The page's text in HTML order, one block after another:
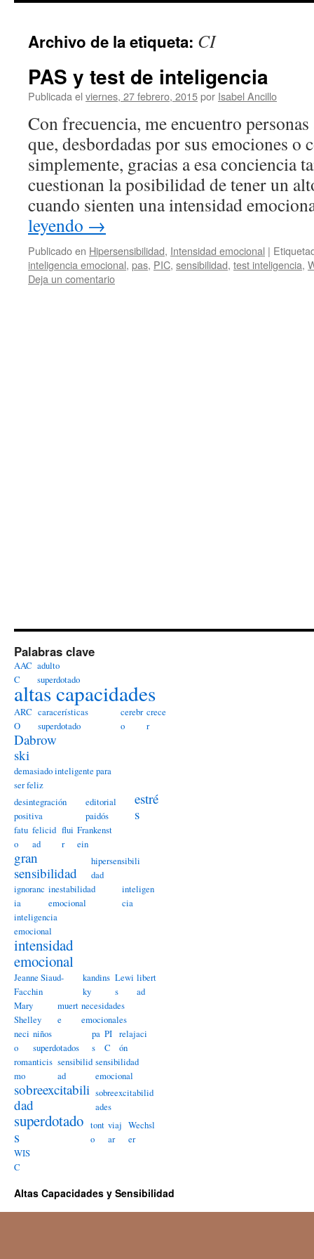
Archivo de la etiqueta: CI
PAS y test de inteligencia
Publicada el viernes, 27 febrero, 2015por Isabel Ancillo
Con frecuencia, me encuentro
que, desbordadas por sus emociones o
simplemente, gracias a esa conciencia
cuestionan la posibilidad de tener un
cuando sienten una intensidad
leyendo →
Publicado en Hipersensibilidad, Intensidad emocional |
inteligencia emocional, pas, PIC, sensibilidad, test inteligencia,
Deja un comentario
Palabras clave
AAC
C
adulto
superdotado
altas capacidades
ARC
O
caracerísticas
superdotado
cerebr
o
crece
r
Dabrow
ski
demasiado inteligente para
ser feliz
desintegración
positiva
editorial
paidós
estré
s
fatu
o
felicid
ad
flui
r
Frankenst
ein
gran
sensibilidad
hipersensibili
dad
ignoranc
ia
inestabilidad
emocional
inteligen
cia
inteligencia
emocional
intensidad
emocional
Jeanne Siaud-
Facchin
kandins
ky
Lewi
s
libert
ad
Mary
Shelley
muert
e
necesidades
emocionales
neci
o
niños
superdotados
pa
s
PI
C
relajaci
ón
romanticis
mo
sensibilid
ad
sensibilidad
emocional
sobreexcitabili
dad
sobreexcitabilid
ades
superdotado
s
tont
o
viaj
ar
Wechsl
er
WIS
C
Altas Capacidades y Sensibilidad